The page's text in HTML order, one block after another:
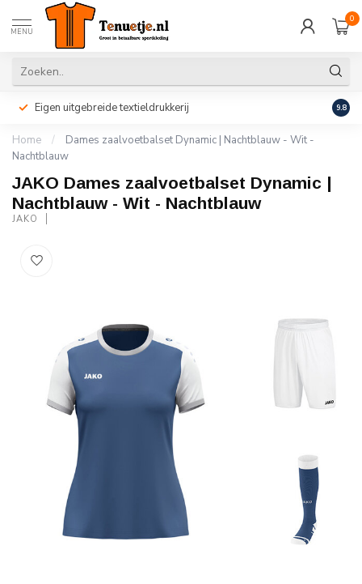
MENU
0
Eigen uitgebreide textieldrukkerij 9.8
Home /
Dames zaalvoetbalset Dynamic | Nachtblauw - Wit -
Nachtblauw
JAKO Dames zaalvoetbalset Dynamic |
Nachtblauw - Wit - Nachtblauw
JAKO